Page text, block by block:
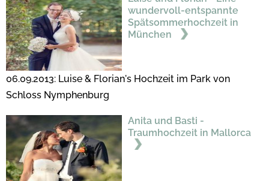
wundervoll-entspannte
Spätsommerhochzeit in
München
06.09.2013: Luise & Florian's Hochzeit im Park von
Schloss Nymphenburg
Anita und Basti -
Traumhochzeit in Mallorca